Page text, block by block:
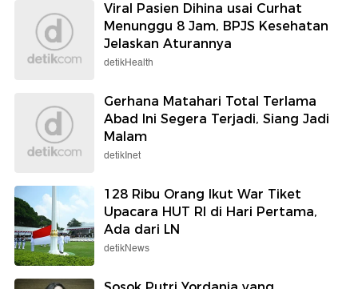
Viral Pasien Dihina usai Curhat
Menunggu 8 Jam, BPJS Kesehatan
Jelaskan Aturannya
detikHealth
Gerhana Matahari Total Terlama
Abad Ini Segera Terjadi, Siang Jadi
Malam
detikInet
128 Ribu Orang Ikut War Tiket
Upacara HUT RI di Hari Pertama,
Ada dari LN
detikNews